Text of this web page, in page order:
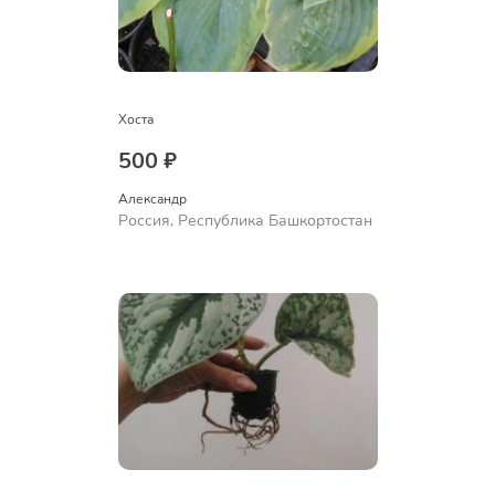
Хоста
500 ₽
Александр
Россия, Республика Башкортостан